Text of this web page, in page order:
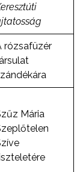
rózsafüzér
Mária